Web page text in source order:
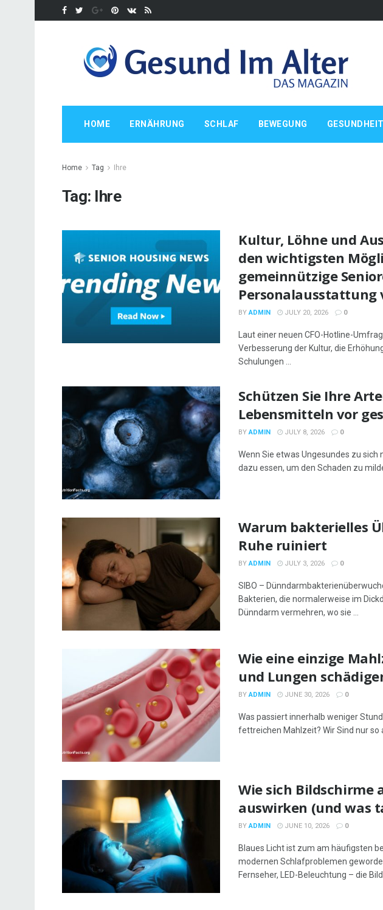
HOME ERNÄHRUNG SCHLAF BEWEGUNG
Home Tag Ihre
Tag: Ihre
Kultur, Löhne und
den wichtigsten
gemeinnützige
Personalausstattung
BY ADMIN JULY 20, 2026 0
Laut einer neuen CFO-Hotline-
Verbesserung der Kultur, die
Schulungen ...
Schützen Sie Ihre
Lebensmitteln vor
BY ADMIN JULY 8, 2026 0
Wenn Sie etwas Ungesundes zu
dazu essen, um den Schaden zu
Warum bakterielles
Ruhe ruiniert
BY ADMIN JULY 3, 2026 0
SIBO –
Bakterien, die normalerweise im
Dünndarm vermehren, wo sie ...
Wie eine einzige
und Lungen
BY ADMIN JUNE 30, 2026 0
Was passiert innerhalb weniger
fettreichen Mahlzeit? Wir Sind nur so
Wie sich Bildschirme
auswirken (und was
BY ADMIN JUNE 10, 2026 0
Blaues Licht ist zum am häufigsten
modernen Schlafproblemen
Fernseher, LED-Beleuchtung – die